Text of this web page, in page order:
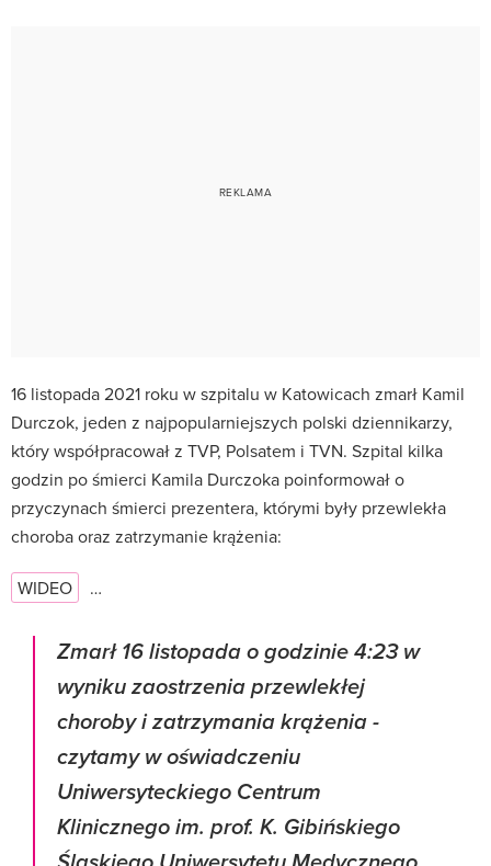
16 listopada 2021 roku w szpitalu w Katowicach zmarł Kamil
Durczok, jeden z najpopularniejszych polski dziennikarzy,
który współpracował z TVP, Polsatem i TVN. Szpital kilka
godzin po śmierci Kamila Durczoka poinformował o
przyczynach śmierci prezentera, którymi były przewlekła
choroba oraz zatrzymanie krążenia:
WIDEO …
Zmarł 16 listopada o godzinie 4:23 w
wyniku zaostrzenia przewlekłej
choroby i zatrzymania krążenia -
czytamy w oświadczeniu
Uniwersyteckiego Centrum
Klinicznego im. prof. K. Gibińskiego